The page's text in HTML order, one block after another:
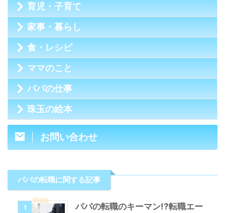
育児・子育て
家事・暮らし
食・レシピ
ママのこと
パパの仕事
珠玉の絵本
お問い合わせ
パパの転職に関する記事
1
パパの転職のキーマン!?転職エー